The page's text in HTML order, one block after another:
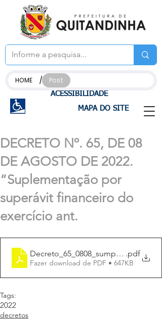
ACESSIBILIDADE
MAPA DO SITE
HOME / Post
DECRETO Nº. 65, DE 08
DE AGOSTO DE 2022.
“Suplementação por
superávit financeiro do
exercício ant.
Decreto_65_0808_sumpl_R$300.000,00
.pdf
Fazer download de PDF • 647KB
Tags:
2022
decretos